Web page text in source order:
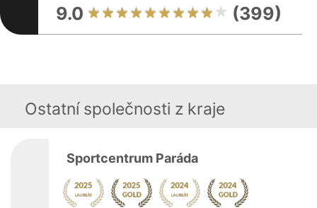
9.0 (399)
Ostatní společnosti z kraje
Sportcentrum Paráda